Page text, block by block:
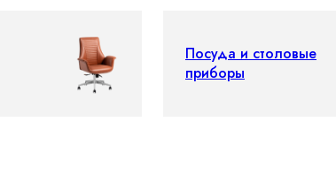
Посуда и столовые
приборы